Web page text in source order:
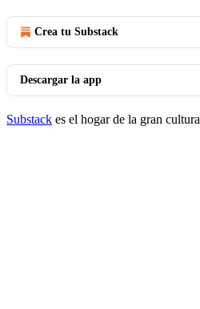
Crea tu Substack
Descargar la app
Substack es el hogar de la gran cultura